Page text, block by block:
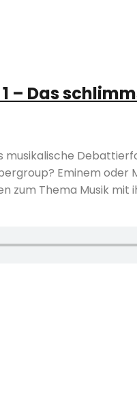
1 – Das
Eminem
zum Thema Musik mit